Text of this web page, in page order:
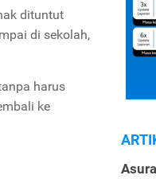
dituntut
di sekolah,
harus
ke